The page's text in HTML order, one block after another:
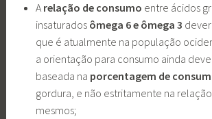
A relação de consumo entre ácidos
insaturados ômega 6 e ômega 3
que é atualmente na população
a orientação para consumo ainda
baseada na porcentagem de
gordura, e não estritamente na
mesmos;